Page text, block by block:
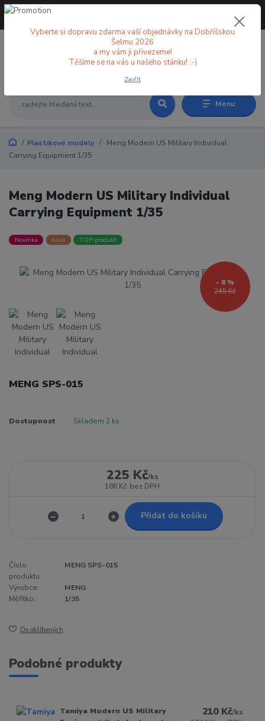
Menu
+420 773 998 582
Plastikové modely
Meng Modern US Military Individual
Carrying Equipment 1/35
Meng Modern US Military Individual
Carrying Equipment 1/35
Novinka Akce TOP produkt
245 Kč
- 8 %
MENG SPS-015
Dostupnost Skladem 2 ks
225 Kč/ks
186 Kč bez DPH
Přidat do košíku
Číslo
produktu:
MENG SPS-015
Výrobce:
MENG
Měřítko:
1/35
Do oblíbených
Podobné produkty
Tamiya Modern US Military
210 Kč/ks
Vyberte si dopravu zdarma vaší objednávky na Dobříšskou
Šelmu 2026
a my vám ji přivezeme!
Těšíme se na vás u našeho stánku! :-)
Zavřít